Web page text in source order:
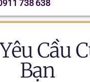
738 638
Cầu
Bạn